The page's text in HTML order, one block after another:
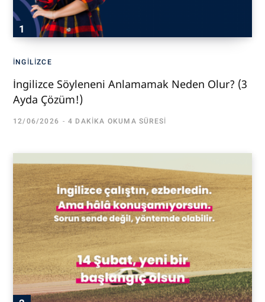
İNGILIZCE
İngilizce Söyleneni Anlamamak Neden Olur? (3
Ayda Çözüm!)
12/06/2026 4 DAKIKA OKUMA SÜRESI